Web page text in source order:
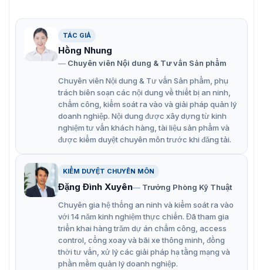
Thông số nổi bật
Hợp kim nhôm
Hikvision Trắng
Hộp đựng mối nối hai mạch điện dành cho camera
dome
Đánh giá chi tiết về hộp nối DS-1280ZJ-
Thiết kế và chất liệu
TÁC GIẢ
Hồng Nhung
Chuyên viên Nội dung & Tư vấn Sản phẩm
Chuyên viên Nội dung & Tư vấn Sản phẩm, phụ
trách biên soạn các nội dung về thiết bị an ninh,
chấm công, kiểm soát ra vào và giải pháp quản lý
doanh nghiệp. Nội dung được xây dựng từ kinh
nghiệm tư vấn khách hàng, tài liệu sản phẩm và
được kiểm duyệt chuyên môn trước khi đăng tải.
KIỂM DUYỆT CHUYÊN MÔN
Đặng Đình Xuyên
Trưởng Phòng Kỹ Thuật
Chuyên gia hệ thống an ninh và kiểm soát ra vào
với 14 năm kinh nghiệm thực chiến. Đã tham gia
triển khai hàng trăm dự án chấm công, access
control, cổng xoay và bãi xe thông minh, đồng
thời tư vấn, xử lý các giải pháp hạ tầng mạng và
phần mềm quản lý doanh nghiệp.